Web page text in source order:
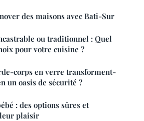
des maisons avec Bati-Sur
ou traditionnel : Quel
pour votre cuisine ?
corps en verre transforment-
un oasis de sécurité ?
: des options sûres et
plaisir